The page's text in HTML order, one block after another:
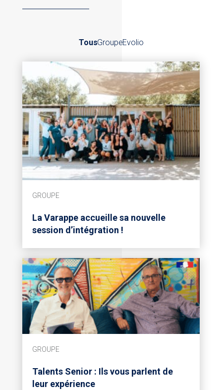
TousGroupeEvolio
GROUPE
La Varappe accueille sa nouvelle
session d’intégration !
GROUPE
Talents Senior : Ils vous parlent de
leur expérience